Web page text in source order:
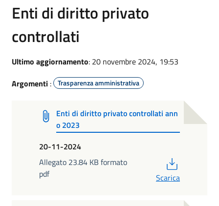
Enti di diritto privato
controllati
Ultimo aggiornamento: 20 novembre 2024, 19:53
Argomenti : Trasparenza amministrativa
Enti di diritto privato controllati ann
o 2023
20-11-2024
Allegato 23.84 KB formato
pdf
Scarica